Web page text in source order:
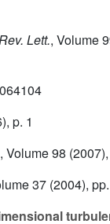
Lett., Volume
p. 1
, Volume 98
37 (2004),